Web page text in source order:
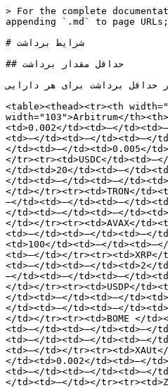
> For the complete
appending `.md` to page
# شرایط برداشت
## حداقل مقدار برداشت
حداقل برداشت برای هر دارایی:
<table><thead><tr><th
width="103">Arbitrum</
<td>0.002</td><td>—</
<td>—</td><td>—</td><td>—</
</td><td>—</td><td>0.005</
</tr><tr><td>USDC</
</td><td>20</td><td>—</
</td><td>—</td><td>—</
</td></tr><tr><td>TRON</
—</td><td>—</td><td>—</
</td><td>—</td><td>—</
</td></tr><tr><td>AVAX</
<td>—</td><td>—</td><td>—</
<td>100</td><td>—</
<td>—</td></
<td>—</td><td>—</td><td>2</
—</td><td>—</td><td>—</
</td></tr><tr><td>USDP</
</td><td>—</td><td>—</
</td><td>—</td><td>—</
</td></tr><tr><td>BOME </
<td>—</td><td>—</td><td>—</
<td>—</td><td>—</td><td>—</
<td>—</td></
</td><td>0.002</td><td>—</
<td>—</td><td>—</td><td>—</
</td><td>—</td></